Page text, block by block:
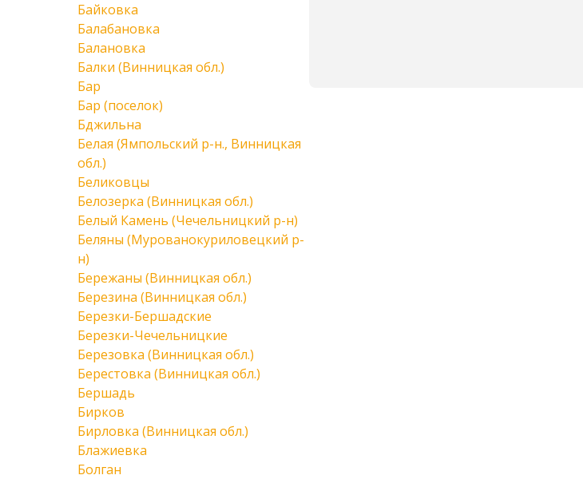
Байковка
Балабановка
Балановка
Балки (Винницкая обл.)
Бар
Бар (поселок)
Бджильна
Белая (Ямпольский р-н., Винницкая
обл.)
Беликовцы
Белозерка (Винницкая обл.)
Белый Камень (Чечельницкий р-н)
Беляны (Мурованокуриловецкий р-
н)
Бережаны (Винницкая обл.)
Березина (Винницкая обл.)
Березки-Бершадские
Березки-Чечельницкие
Березовка (Винницкая обл.)
Берестовка (Винницкая обл.)
Бершадь
Бирков
Бирловка (Винницкая обл.)
Блажиевка
Болган